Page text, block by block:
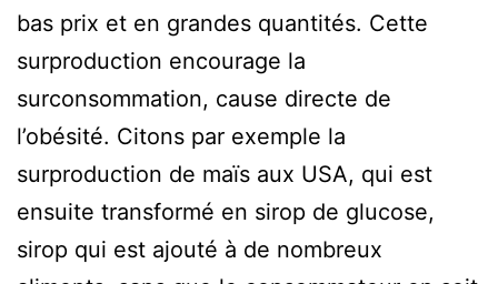
bas prix et en grandes quantités. Cette
surproduction encourage la
surconsommation, cause directe de
l’obésité. Citons par exemple la
surproduction de maïs aux USA, qui est
ensuite transformé en sirop de glucose,
sirop qui est ajouté à de nombreux